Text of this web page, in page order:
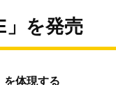
」を発売
を体現する